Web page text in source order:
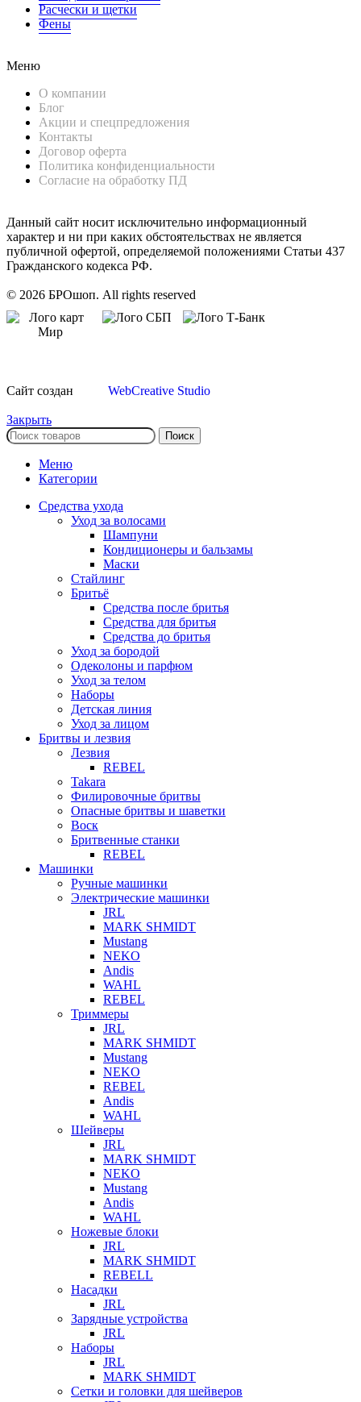
Расчески и щетки
Фены
Меню
О компании
Блог
Акции и спецпредложения
Контакты
Договор оферта
Политика конфиденциальности
Согласие на обработку ПД
Данный сайт носит исключительно информационный
характер и ни при каких обстоятельствах не является
публичной офертой, определяемой положениями Статьи 437
Гражданского кодекса РФ.
© 2026 БРОшоп. All rights reserved
Сайт создан WebCreative Studio
Закрыть
Поиск
Меню
Категории
Средства ухода
Уход за волосами
Шампуни
Кондиционеры и бальзамы
Маски
Стайлинг
Бритьё
Средства после бритья
Средства для бритья
Средства до бритья
Уход за бородой
Одеколоны и парфюм
Уход за телом
Наборы
Детская линия
Уход за лицом
Бритвы и лезвия
Лезвия
REBEL
Takara
Филировочные бритвы
Опасные бритвы и шаветки
Воск
Бритвенные станки
REBEL
Машинки
Ручные машинки
Электрические машинки
JRL
MARK SHMIDT
Mustang
NEKO
Andis
WAHL
REBEL
Триммеры
JRL
MARK SHMIDT
Mustang
NEKO
REBEL
Andis
WAHL
Шейверы
JRL
MARK SHMIDT
NEKO
Mustang
Andis
WAHL
Ножевые блоки
JRL
MARK SHMIDT
REBELL
Насадки
JRL
Зарядные устройства
JRL
Наборы
JRL
MARK SHMIDT
Сетки и головки для шейверов